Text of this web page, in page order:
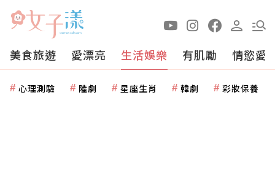
美食旅遊 愛漂亮 生活娛樂 有肌勵 情慾愛
心理測驗 陸劇 星座生肖 韓劇 彩妝保養